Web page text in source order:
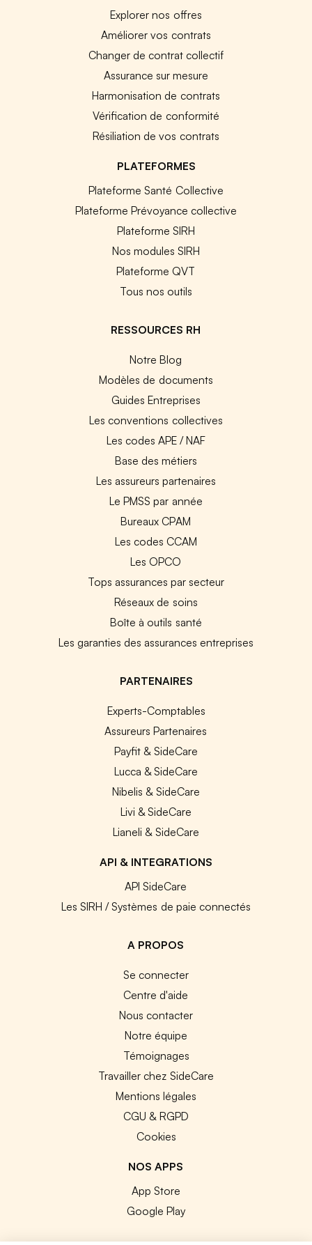
Explorer nos offres
Améliorer vos contrats
Changer de contrat collectif
Assurance sur mesure
Harmonisation de contrats
Vérification de conformité
Résiliation de vos contrats
PLATEFORMES
Plateforme Santé Collective
Plateforme Prévoyance collective
Plateforme SIRH
Nos modules SIRH
Plateforme QVT
Tous nos outils
RESSOURCES RH
Notre Blog
Modèles de documents
Guides Entreprises
Les conventions collectives
Les codes APE / NAF
Base des métiers
Les assureurs partenaires
Le PMSS par année
Bureaux CPAM
Les codes CCAM
Les OPCO
Tops assurances par secteur
Réseaux de soins
Boîte à outils santé
Les garanties des assurances entreprises
PARTENAIRES
Experts-Comptables
Assureurs Partenaires
Payfit & SideCare
Lucca & SideCare
Nibelis & SideCare
Livi & SideCare
Lianeli & SideCare
API & INTEGRATIONS
API SideCare
Les SIRH / Systèmes de paie connectés
A PROPOS
Se connecter
Centre d'aide
Nous contacter
Notre équipe
Témoignages
Travailler chez SideCare
Mentions légales
CGU & RGPD
Cookies
NOS APPS
App Store
Google Play